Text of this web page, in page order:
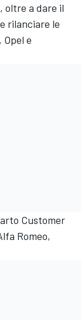
oltre a dare il
rilanciare le
e
Customer
Romeo,